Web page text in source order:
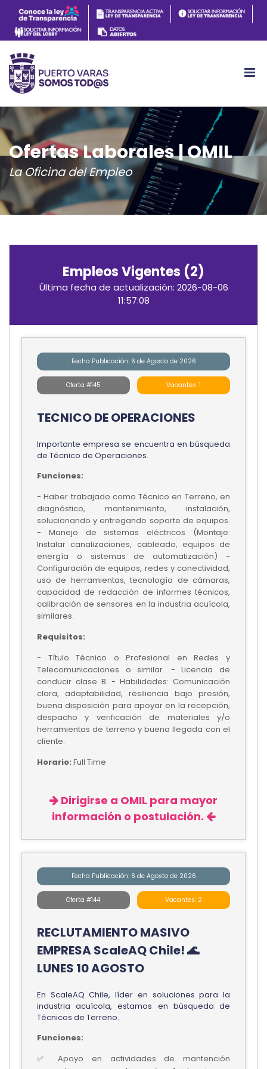
Ofertas Laborales | OMIL
La Oficina del Empleo
Empleos Vigentes (2)
Última fecha de actualización: 2026-08-06
11:57:08
Fecha Publicación: 6 de Agosto de 2026
Oferta #145 Vacantes: 1
TECNICO DE OPERACIONES
Importante empresa se encuentra en búsqueda
de Técnico de Operaciones.
Funciones:
- Haber trabajado como Técnico en Terreno, en
diagnóstico, mantenimiento, instalación,
solucionando y entregando soporte de equipos.
- Manejo de sistemas eléctricos (Montaje:
Instalar canalizaciones, cableado, equipos de
energía o sistemas de automatización) -
Configuración de equipos, redes y conectividad,
uso de herramientas, tecnología de cámaras,
capacidad de redacción de informes técnicos,
calibración de sensores en la industria acuícola,
similares.
Requisitos:
- Título Técnico o Profesional en Redes y
Telecomunicaciones o similar. - Licencia de
conducir clase B. - Habilidades: Comunicación
clara, adaptabilidad, resiliencia bajo presión,
buena disposición para apoyar en la recepción,
despacho y verificación de materiales y/o
herramientas de terreno y buena llegada con el
cliente.
Horario: Full Time
Dirigirse a OMIL para mayor
información o postulación.
Fecha Publicación: 6 de Agosto de 2026
Oferta #144 Vacantes: 2
RECLUTAMIENTO MASIVO
EMPRESA ScaleAQ Chile! 🌊
LUNES 10 AGOSTO
En ScaleAQ Chile, líder en soluciones para la
industria acuícola, estamos en búsqueda de
Técnicos de Terreno.
Funciones:
✅ Apoyo en actividades de mantención